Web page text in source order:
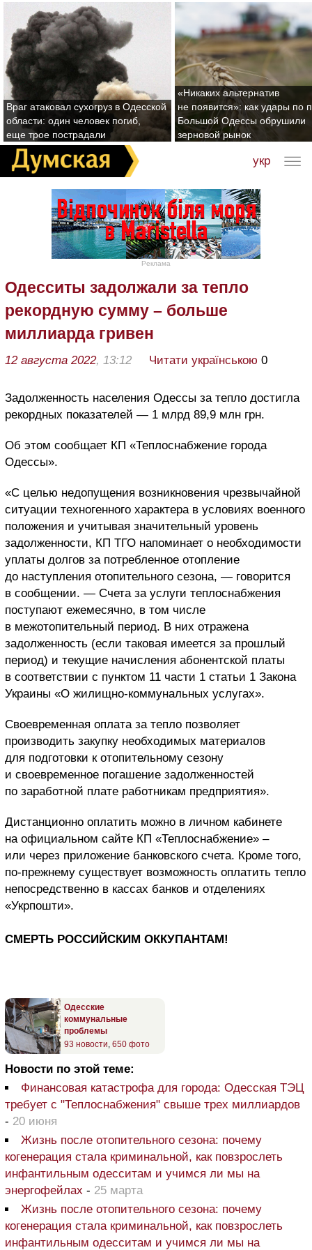
Враг атаковал сухогруз в Одесской
области: один человек погиб,
еще трое пострадали
«Никаких альтернатив
не появится»: как удары по
Большой Одессы обрушили
зерновой рынок
укр
Реклама
Одесситы задолжали за тепло
рекордную сумму – больше
миллиарда гривен
12 августа 2022, 13:12 Читати українською 0
Задолженность населения Одессы за тепло достигла
рекордных показателей — 1 млрд 89,9 млн грн.
Об этом сообщает КП «Теплоснабжение города
Одессы».
«С целью недопущения возникновения чрезвычайной
ситуации техногенного характера в условиях военного
положения и учитывая значительный уровень
задолженности, КП ТГО напоминает о необходимости
уплаты долгов за потребленное отопление
до наступления отопительного сезона, — говорится
в сообщении. — Счета за услуги теплоснабжения
поступают ежемесячно, в том числе
в межотопительный период. В них отражена
задолженность (если таковая имеется за прошлый
период) и текущие начисления абонентской платы
в соответствии с пунктом 11 части 1 статьи 1 Закона
Украины «О жилищно-коммунальных услугах».
Своевременная оплата за тепло позволяет
производить закупку необходимых материалов
для подготовки к отопительному сезону
и своевременное погашение задолженностей
по заработной плате работникам предприятия».
Дистанционно оплатить можно в личном кабинете
на официальном сайте КП «Теплоснабжение» –
или через приложение банковского счета. Кроме того,
по-прежнему существует возможность оплатить тепло
непосредственно в кассах банков и отделениях
«Укрпошти».
СМЕРТЬ РОССИЙСКИМ ОККУПАНТАМ!
Одесские
коммунальные
проблемы
93 новости 650 фото
Новости по этой теме:
Финансовая катастрофа для города: Одесская ТЭЦ
требует с "Теплоснабжения" свыше трех миллиардов
- 20 июня
Жизнь после отопительного сезона: почему
когенерация стала криминальной, как повзрослеть
инфантильным одесситам и учимся ли мы на
энергофейлах - 25 марта
Жизнь после отопительного сезона: почему
когенерация стала криминальной, как повзрослеть
инфантильным одесситам и учимся ли мы на